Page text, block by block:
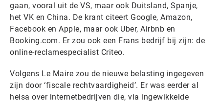
gaan, vooral uit de VS, maar ook Duitsland, Spanje,
het VK en China. De krant citeert Google, Amazon,
Facebook en Apple, maar ook Uber, Airbnb en
Booking.com. Er zou ook een Frans bedrijf bij zijn: de
online-reclamespecialist Criteo.
Volgens Le Maire zou de nieuwe belasting ingegeven
zijn door ‘fiscale rechtvaardigheid’. Er was eerder al
heisa over internetbedrijven die, via ingewikkelde